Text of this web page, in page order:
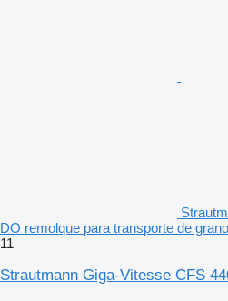
DO remolque para transporte de grano
11
Strautmann Giga-Vitesse CFS